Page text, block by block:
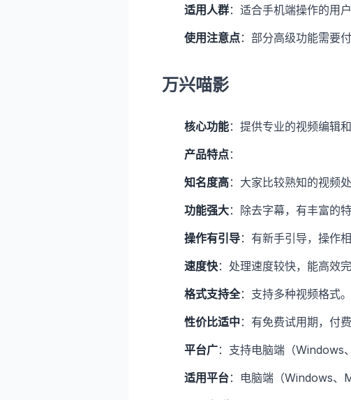
适用人群：适合手机端操作的用
使用注意点：部分高级功能需要付
万兴喵影
核心功能：提供专业的视频编辑
产品特点：
知名度高：大家比较熟知的视频处
功能强大：除去字幕，有丰富的
操作有引导：有新手引导，操作
速度快：处理速度较快，能高效完
格式支持全：支持多种视频格式。
性价比适中 ：有免费试用期，付
平台广：支持电脑端（Windows
适用平台：电脑端（Windows、